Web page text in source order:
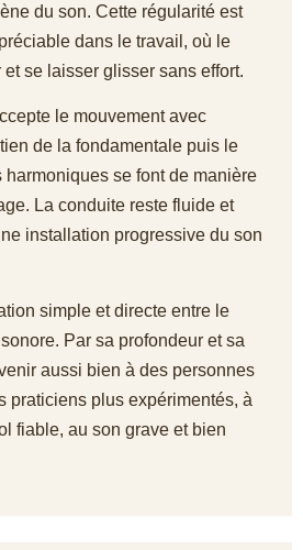
du son. Cette régularité est
dans le travail, où le
se laisser glisser sans effort.
le mouvement avec
de la fondamentale puis le
se font de manière
La conduite reste fluide et
installation progressive du son
simple et directe entre le
Par sa profondeur et sa
aussi bien à des personnes
praticiens plus expérimentés, à
fiable, au son grave et bien